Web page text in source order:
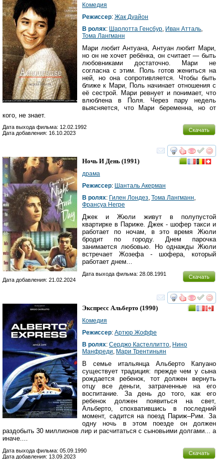
Комедия
Режиссер: Жак Дуайон
В ролях: Шарлотта Генсбур Иван Атталь
Тома Лангманн
Мари любит Антуана, Антуан любит Мари,
но он не хочет ребёнка, он считает — быть
любовниками достаточно. Мари не
согласна с этим. Поль готов жениться на
ней, но она сопротивляется. Чтобы быть
ближе к Мари, Поль начинает отношения с
её сестрой. Мари ревнует и понимает, что
влюблена в Поля. Через пару недель
выясняется, что Мари беременна, но от
кого, не знает.
Скачать
Дата выхода фильма: 12.02.1992
Дата добавления: 16.10.2023
смотреть
Ночь И День (1991)
драма
Режиссер: Шанталь Акерман
В ролях: Гилен Лондез, Тома Лангманн,
Франсуа Негре
Джек и Жюли живут в полупустой
квартирке в Париже. Джек - шофер такси и
работает по ночам, в это время Жюли
бродит по городу. Днем парочка
занимается любовью. Но однажды Жюли
встречает Жозефа - шофера, который
работает днем...
Скачать
Дата выхода фильма: 28.08.1991
Дата добавления: 21.02.2024
смотреть
Экспресс Альберто (1990)
Комедия
Режиссер: Артюр Жоффе
В ролях: Серджо Кастеллитто, Нино
Манфреди, Мари Трентиньян
В семье итальянца Альберто Капуано
существует традиция: прежде чем у сына
рождается ребенок, тот должен вернуть
отцу все деньги, затраченные на его
воспитание. За день до того, как его
ребенок должен появиться на свет,
Альберто, спохватившись в последний
момент, садится на поезд Париж–Рим. За
одну ночь в этом поезде он должен
раздобыть 30 миллионов лир и расчитаться с сыновьими долгами... а
иначе....
Скачать
Дата выхода фильма: 05.09.1990
Дата добавления: 13.09.2023